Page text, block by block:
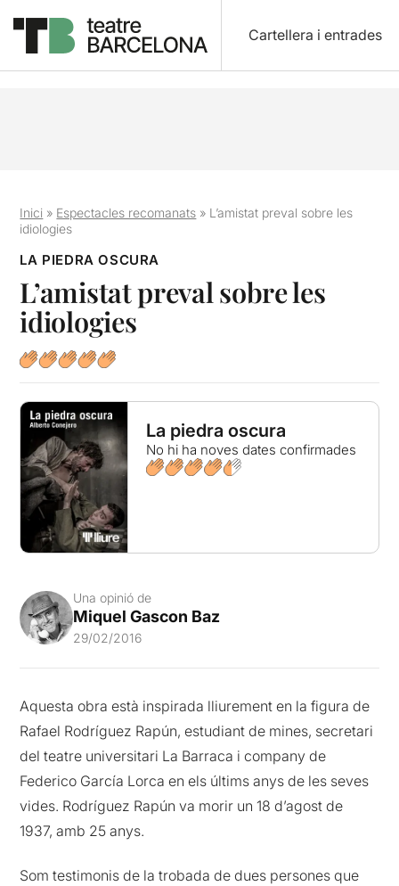
Cartellera i entrades
Inici » Espectacles recomanats » L’amistat preval sobre les
idiologies
LA PIEDRA OSCURA
L’amistat preval sobre les
idiologies
La piedra oscura
No hi ha noves dates confirmades
Una opinió de
Miquel Gascon Baz
29/02/2016
Aquesta obra està inspirada lliurement en la figura de
Rafael Rodríguez Rapún, estudiant de mines, secretari
del teatre universitari La Barraca i company de
Federico García Lorca en els últims anys de les seves
vides. Rodríguez Rapún va morir un 18 d’agost de
1937, amb 25 anys.
Som testimonis de la trobada de dues persones que